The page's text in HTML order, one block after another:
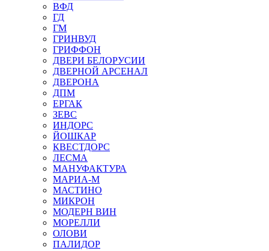
ВФД
ГД
ГМ
ГРИНВУД
ГРИФФОН
ДВЕРИ БЕЛОРУСИИ
ДВЕРНОЙ АРСЕНАЛ
ДВЕРОНА
ДПМ
ЕРГАК
ЗЕВС
ИНДОРС
ЙОШКАР
КВЕСТДОРС
ЛЕСМА
МАНУФАКТУРА
МАРИА-М
МАСТИНО
МИКРОН
МОДЕРН ВИН
МОРЕЛЛИ
ОЛОВИ
ПАЛИДОР